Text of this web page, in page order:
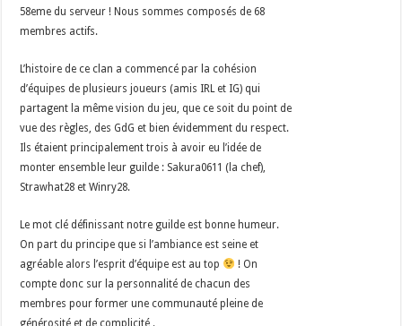
58eme du serveur ! Nous sommes composés de 68
membres actifs.
L’histoire de ce clan a commencé par la cohésion
d’équipes de plusieurs joueurs (amis IRL et IG) qui
partagent la même vision du jeu, que ce soit du point de
vue des règles, des GdG et bien évidemment du respect.
Ils étaient principalement trois à avoir eu l’idée de
monter ensemble leur guilde : Sakura0611 (la chef),
Strawhat28 et Winry28.
Le mot clé définissant notre guilde est bonne humeur.
On part du principe que si l’ambiance est seine et
agréable alors l’esprit d’équipe est au top
! On
compte donc sur la personnalité de chacun des
membres pour former une communauté pleine de
générosité et de complicité .